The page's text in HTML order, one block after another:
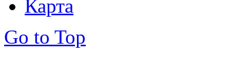
Карта
Go to Top